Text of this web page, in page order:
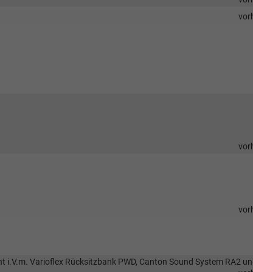
Varioflex Rücksitzbank PWD, Canton Sound System RA2